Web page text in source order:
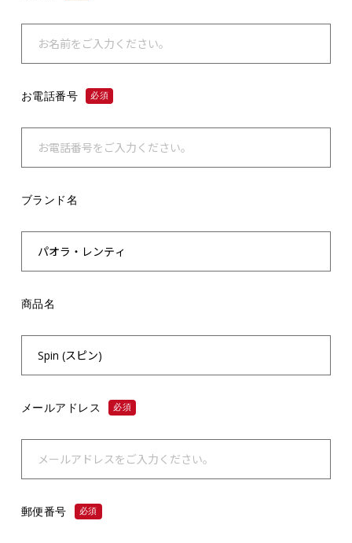
お電話番号 必須
ブランド名
商品名
メールアドレス 必須
郵便番号 必須